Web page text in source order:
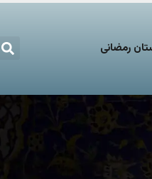
رمضانی